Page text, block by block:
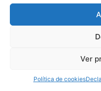
Ver
Política de cookies